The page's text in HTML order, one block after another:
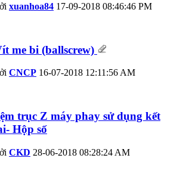
xuanhoa84 17-09-2018 08:46:46 PM
me bi (ballscrew)
CNCP 16-07-2018 12:11:56 AM
trục Z máy phay sử dụng kết
Hộp số
CKD 28-06-2018 08:28:24 AM